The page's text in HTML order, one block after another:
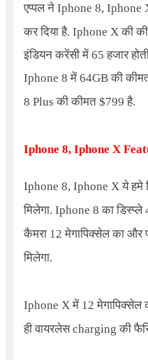
एप्पल ने Iphone 8, Iphone
कर दिया है. Iphone Xकी
इंडियन करेंसी में 65 हजार
Iphone 8 में 64GB की
8 Plus की कीमत $799है.
Iphone 8, Iphone X
Iphone 8, Iphone Xये हमे
मिलेगा. Iphone 8 का डिस्प्ले
कैमरा 12 मेगापिक्सेल का और
मिलेगा.
Iphone Xमें 12 मेगापिक्सेल
ही वायरलेस charging की